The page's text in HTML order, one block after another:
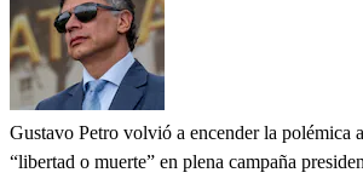
Gustavo Petro volvió a encender la polémica
“libertad o muerte” en plena campaña